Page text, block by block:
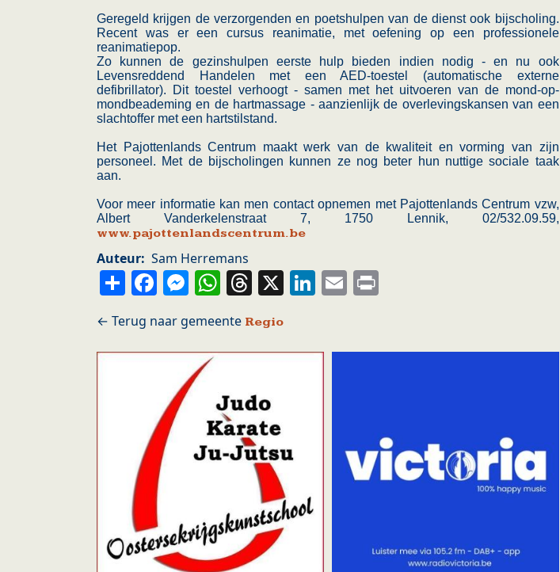
Geregeld krijgen de verzorgenden en poetshulpen van de dienst ook bijscholing.
Recent was er een cursus reanimatie, met oefening op een professionele
reanimatiepop.
Zo kunnen de gezinshulpen eerste hulp bieden indien nodig - en nu ook
Levensreddend Handelen met een AED-toestel (automatische externe
defibrillator). Dit toestel verhoogt - samen met het uitvoeren van de mond-op-
mondbeademing en de hartmassage - aanzienlijk de overlevingskansen van een
slachtoffer met een hartstilstand.
Het Pajottenlands Centrum maakt werk van de kwaliteit en vorming van zijn
personeel. Met de bijscholingen kunnen ze nog beter hun nuttige sociale taak
aan.
Voor meer informatie kan men contact opnemen met Pajottenlands Centrum vzw,
Albert Vanderkelenstraat 7, 1750 Lennik, 02/532.09.59,
www.pajottenlandscentrum.be
Auteur Sam Herremans
ShareFacebook
Messenger
WhatsApp
Threads
X LinkedIn
Email
Regio